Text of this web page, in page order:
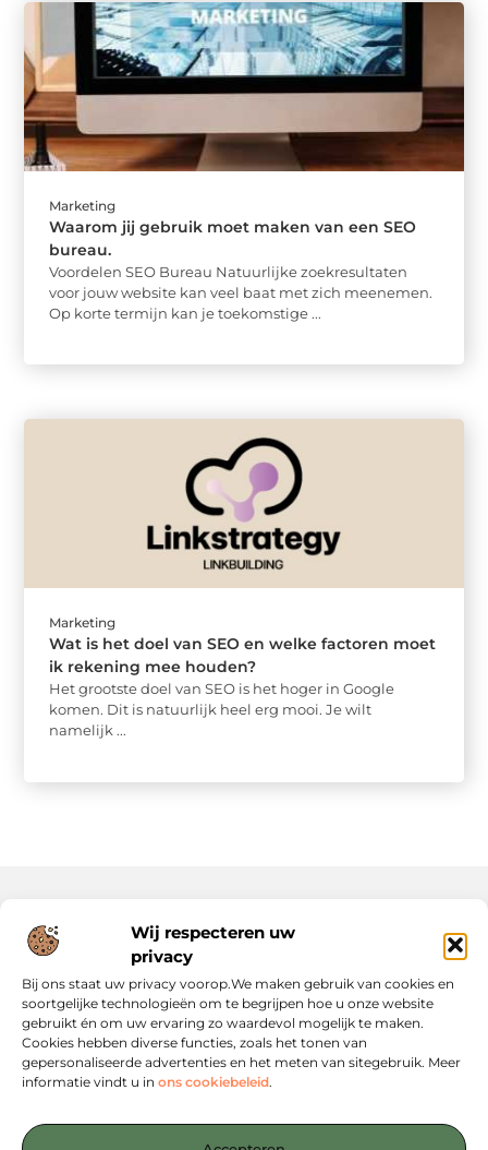
Wij respecteren uw
privacy
Bij ons staat uw privacy voorop.We maken gebruik van cookies en
soortgelijke technologieën om te begrijpen hoe u onze website
gebruikt én om uw ervaring zo waardevol mogelijk te maken.
Cookies hebben diverse functies, zoals het tonen van
gepersonaliseerde advertenties en het meten van sitegebruik. Meer
informatie vindt u in ons cookiebeleid.
Marketing
Waarom jij gebruik moet maken van een SEO
bureau.
Voordelen SEO Bureau Natuurlijke zoekresultaten
voor jouw website kan veel baat met zich meenemen.
Op korte termijn kan je toekomstige ...
Marketing
Wat is het doel van SEO en welke factoren moet
ik rekening mee houden?
Het grootste doel van SEO is het hoger in Google
komen. Dit is natuurlijk heel erg mooi. Je wilt
namelijk ...
Onze informatie